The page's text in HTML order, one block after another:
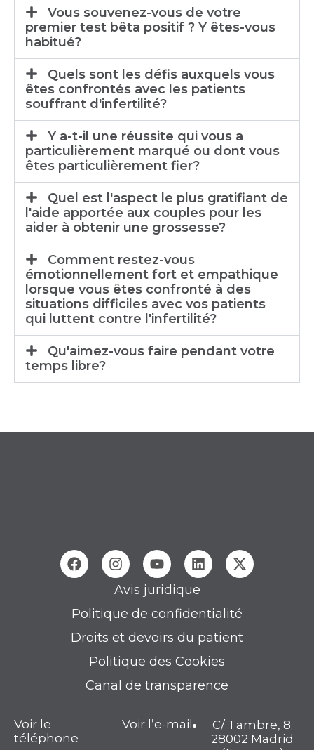
Vous souvenez-vous de votre
premier test bêta positif ? Y êtes-vous
habitué?
Quels sont les défis auxquels vous
êtes confrontés avec les patients
souffrant d'infertilité?
Y a-t-il une réussite qui vous a
particulièrement marqué ou dont vous
êtes particulièrement fier?
Quel est l'aspect le plus gratifiant de
l'aide apportée aux couples pour les
aider à obtenir une grossesse?
Comment restez-vous
émotionnellement fort et empathique
lorsque vous êtes confronté à des
situations difficiles avec vos patients
qui luttent contre l'infertilité?
Qu'aimez-vous faire pendant votre
temps libre?
Avis juridique
Politique de confidentialité
Droits et devoirs du patient
Politique des Cookies
Canal de transparence
Voir le
téléphone
Voir l’e-mail
C/ Tambre, 8.
28002 Madrid